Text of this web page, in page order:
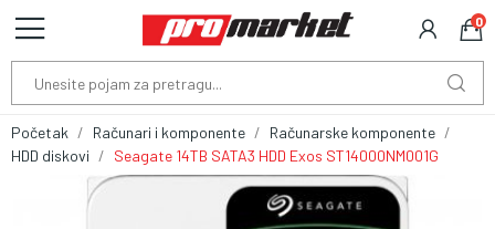
0
Početak Računari i komponente
Računarske komponente
HDD diskovi
Seagate 14TB SATA3 HDD Exos ST14000NM001G